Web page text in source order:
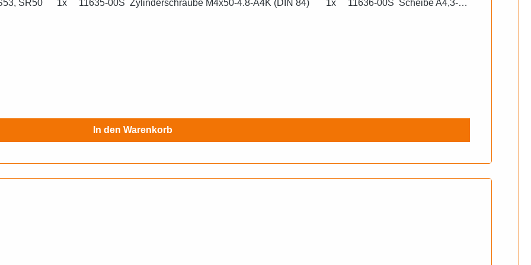
S53, SR50 1x 11635-00S Zylinderschraube M4x50-4.8-A4K (DIN 84) 1x 11636-00S Scheibe A4,3-
In den Warenkorb